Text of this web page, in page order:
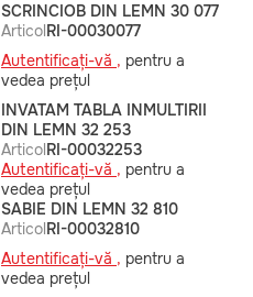
SCRINCIOB DIN LEMN 30 077
ArticolRI-00030077
Autentificați-vă , pentru a
vedea prețul
INVATAM TABLA INMULTIRII
DIN LEMN 32 253
ArticolRI-00032253
Autentificați-vă , pentru a
vedea prețul
SABIE DIN LEMN 32 810
ArticolRI-00032810
Autentificați-vă , pentru a
vedea prețul